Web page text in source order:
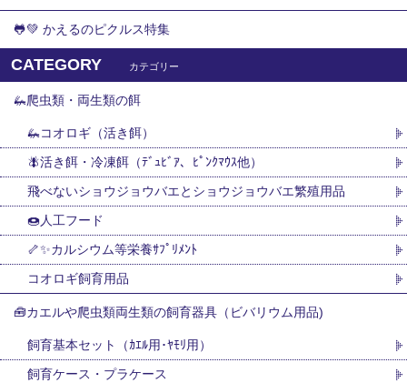
🐸💚 かえるのピクルス特集
CATEGORY カテゴリー
🦗爬虫類・両生類の餌
🦗コオロギ（活き餌）
🪰活き餌・冷凍餌（ﾃﾞｭﾋﾞｱ、ﾋﾟﾝｸﾏｳｽ他）
飛べないショウジョウバエとショウジョウバエ繁殖用品
🍩人工フード
🦴✨カルシウム等栄養ｻﾌﾟﾘﾒﾝﾄ
コオロギ飼育用品
🧰カエルや爬虫類両生類の飼育器具（ビバリウム用品)
飼育基本セット（ｶｴﾙ用･ﾔﾓﾘ用）
飼育ケース・プラケース